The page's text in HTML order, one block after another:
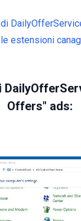
estensioni
Offers" ads: